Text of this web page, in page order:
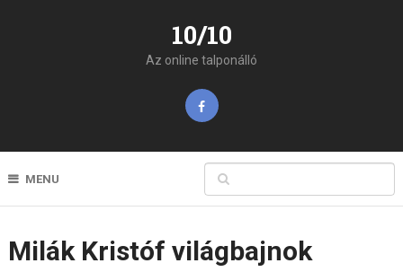
10/10
Az online talponálló
MENU
Milák Kristóf világbajnok